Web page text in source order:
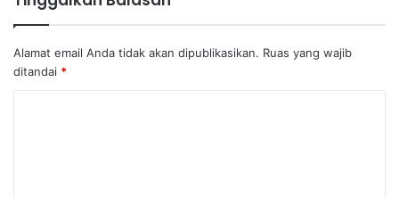
Alamat email Anda tidak akan dipublikasikan. Ruas yang wajib
ditandai *